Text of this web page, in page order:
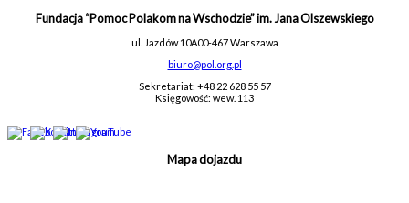
Fundacja “Pomoc Polakom na Wschodzie” im. Jana Olszewskiego
ul. Jazdów 10A00-467 Warszawa
biuro@pol.org.pl
Sekretariat: +48 22 628 55 57
Księgowość: wew. 113
Mapa dojazdu